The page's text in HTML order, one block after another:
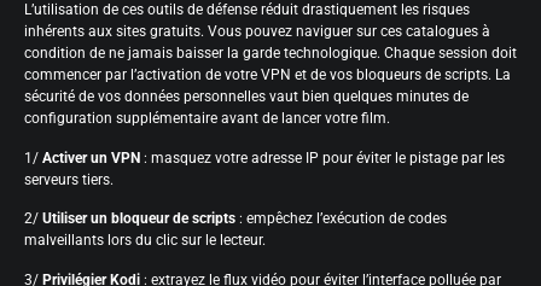
L’utilisation de ces outils de défense réduit drastiquement les risques
inhérents aux sites gratuits. Vous pouvez naviguer sur ces catalogues à
condition de ne jamais baisser la garde technologique. Chaque session doit
commencer par l’activation de votre VPN et de vos bloqueurs de scripts. La
sécurité de vos données personnelles vaut bien quelques minutes de
configuration supplémentaire avant de lancer votre film.
1/ Activer un VPN : masquez votre adresse IP pour éviter le pistage par les
serveurs tiers.
2/ Utiliser un bloqueur de scripts : empêchez l’exécution de codes
malveillants lors du clic sur le lecteur.
3/ Privilégier Kodi : extrayez le flux vidéo pour éviter l’interface polluée par